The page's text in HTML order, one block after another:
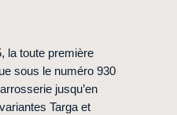
la toute première
sous le numéro 930
jusqu’en
Targa et